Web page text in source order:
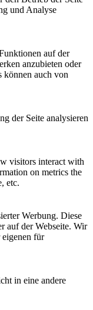
und Analyse
auf der
anzubieten oder
können auch von
der Seite analysieren
visitors interact with
on metrics the
etc.
Werbung. Diese
auf der Webseite. Wir
eigenen für
in eine andere